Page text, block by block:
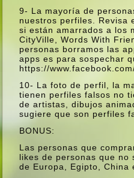
9- La mayorí­a de
nuestros perfiles. Revisa
si están amarrados a los
CityVille, Words With
personas borramos las
apps es para sospechar
https://
10- La foto de perfil, la
tienen perfiles falsos no
de artistas, dibujos
sugiere que son perfiles
BONUS:
Las personas que
likes de personas que
de Europa, Egipto, China